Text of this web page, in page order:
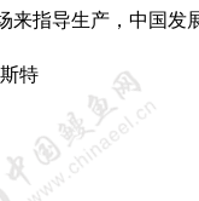
指导生产，中国发
特